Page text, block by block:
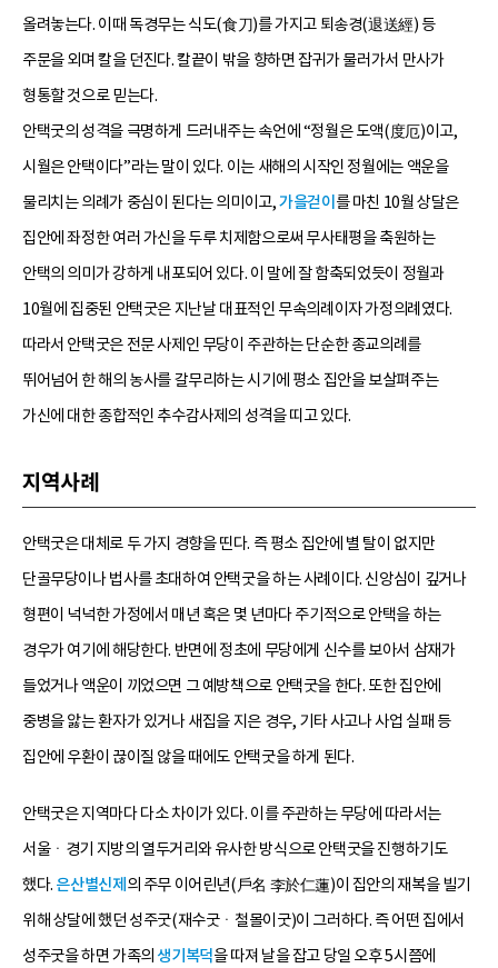
올려놓는다. 이때 독경무는 식도(食刀)를 가지고 퇴송경(退送經) 등
주문을 외며 칼을 던진다. 칼끝이 밖을 향하면 잡귀가 물러가서 만사가
형통할 것으로 믿는다.
안택굿의 성격을 극명하게 드러내주는 속언에 “정월은 도액(度厄)이고,
시월은 안택이다”라는 말이 있다. 이는 새해의 시작인 정월에는 액운을
물리치는 의례가 중심이 된다는 의미이고,가을걷이 를 마친 10월 상달은
집안에 좌정한 여러 가신을 두루 치제함으로써 무사태평을 축원하는
안택의 의미가 강하게 내포되어 있다. 이 말에 잘 함축되었듯이 정월과
10월에 집중된 안택굿은 지난날 대표적인 무속의례이자 가정의례였다.
따라서 안택굿은 전문 사제인 무당이 주관하는 단순한 종교의례를
뛰어넘어 한 해의 농사를 갈무리하는 시기에 평소 집안을 보살펴주는
가신에 대한 종합적인 추수감사제의 성격을 띠고 있다.
지역사례
안택굿은 대체로 두 가지 경향을 띤다. 즉 평소 집안에 별 탈이 없지만
단골무당이나 법사를 초대하여 안택굿을 하는 사례이다. 신앙심이 깊거나
형편이 넉넉한 가정에서 매년 혹은 몇 년마다 주기적으로 안택을 하는
경우가 여기에 해당한다. 반면에 정초에 무당에게 신수를 보아서 삼재가
들었거나 액운이 끼었으면 그 예방책으로 안택굿을 한다. 또한 집안에
중병을 앓는 환자가 있거나 새집을 지은 경우, 기타 사고나 사업 실패 등
집안에 우환이 끊이질 않을 때에도 안택굿을 하게 된다.
안택굿은 지역마다 다소 차이가 있다. 이를 주관하는 무당에 따라서는
서울ㆍ경기 지방의 열두거리와 유사한 방식으로 안택굿을 진행하기도
했다. 은산별신제 의 주무 이어린년(戶名 李於仁蓮)이 집안의 재복을 빌기
위해 상달에 했던 성주굿(재수굿ㆍ철몰이굿)이 그러하다. 즉 어떤 집에서
성주굿을 하면 가족의생기복덕을 따져 날을 잡고 당일 오후 5시쯤에